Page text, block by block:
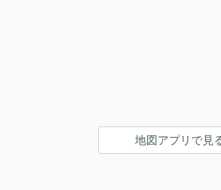
地図アプリで見